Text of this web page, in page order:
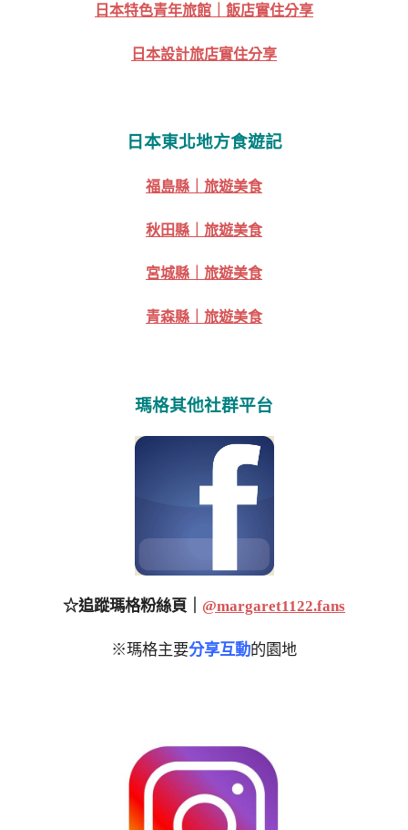
日本特色青年旅館｜飯店實住分享
日本設計旅店實住分享
日本東北地方食遊記
福島縣｜旅遊美食
秋田縣｜旅遊美食
宮城縣｜旅遊美食
青森縣｜旅遊美食
瑪格其他社群平台
☆追蹤瑪格粉絲頁｜ @margaret1122.fans
※瑪格主要分享互動的園地